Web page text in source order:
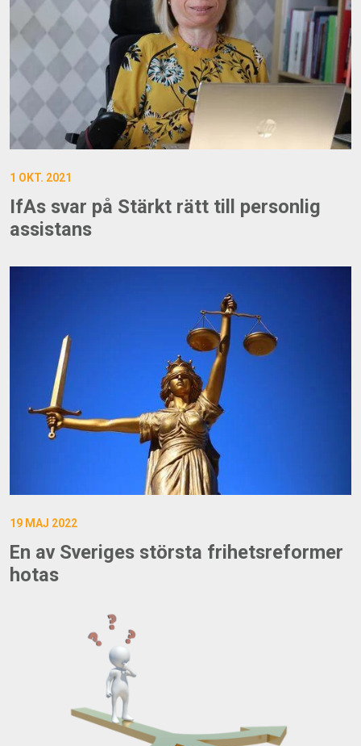
1 OKT. 2021
IfAs svar på Stärkt rätt till personlig
assistans
19 MAJ 2022
En av Sveriges största frihetsreformer
hotas